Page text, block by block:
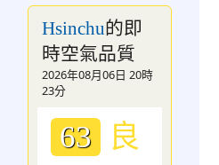
Hsinchu的即
時空氣品質
2026年08月06日 20時
23分
63 良